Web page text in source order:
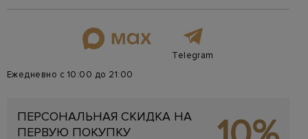
Telegram
Ежедневно с 10:00 до 21:00
ПЕРСОНАЛЬНАЯ СКИДКА НА
ПЕРВУЮ ПОКУПКУ